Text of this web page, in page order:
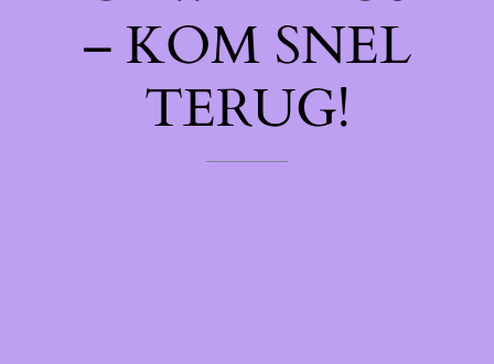
– KOM SNEL
TERUG!